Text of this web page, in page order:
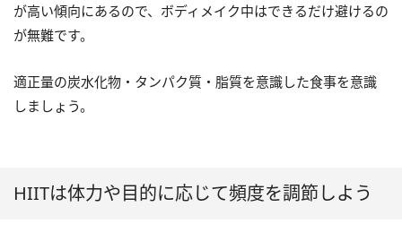
が高い傾向にあるので、ボディメイク中はできるだけ避けるの
が無難です。
適正量の炭水化物・タンパク質・脂質を意識した食事を意識
しましょう。
HIITは体力や目的に応じて頻度を調節しよう